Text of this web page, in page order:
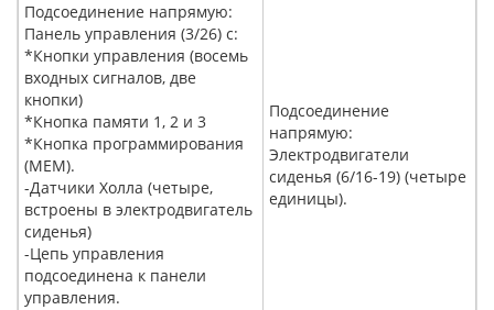
Подсоединение напрямую:
Панель управления (3/26) с:
*Кнопки управления (восемь
входных сигналов, две
кнопки)
*Кнопка памяти 1, 2 и 3
*Кнопка программирования
(MEM).
-Датчики Холла (четыре,
встроены в электродвигатель
сиденья)
-Цепь управления
подсоединена к панели
управления.
Подсоединение
напрямую:
Электродвигатели
сиденья (6/16-19) (четыре
единицы).